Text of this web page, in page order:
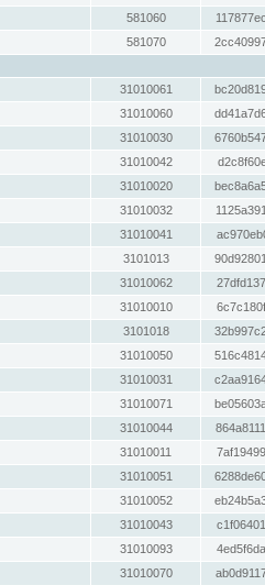
581060
581070
31010061
31010060
31010030
31010042
31010020
31010032
31010041
3101013
31010062
31010010
3101018
31010050
31010031
31010071
31010044
31010011
31010051
31010052
31010043
31010093
31010070